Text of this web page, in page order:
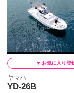
ヤマハ
YD-26B